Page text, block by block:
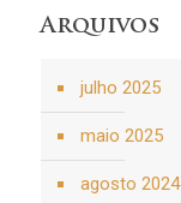
Arquivos
julho 2025
maio 2025
agosto 2024